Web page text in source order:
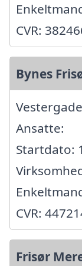
CVR:
Bynes
Ansatte:
Startdato:
CVR:
Frisør